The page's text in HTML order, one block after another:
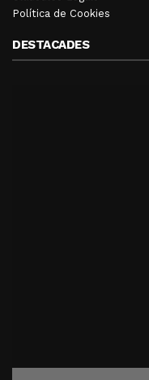
Política de Cookies
DESTACADES